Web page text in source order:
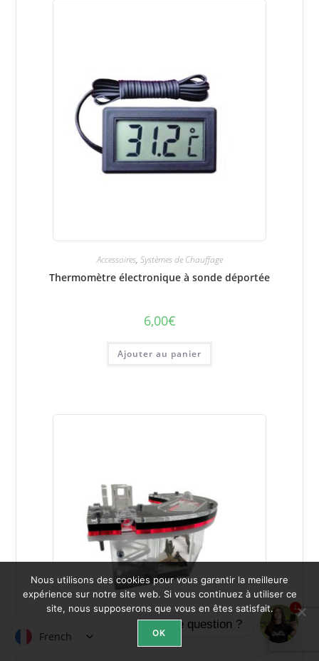
Accessoires, Systèmes de Chauffage
Thermomètre électronique à sonde déportée
6,00€
Ajouter au panier
French
Nous utilisons des cookies pour vous garantir la meilleure
expérience sur notre site web. Si vous continuez à utiliser ce
site, nous supposerons que vous en êtes satisfait.
OK
French
Une question ?
1